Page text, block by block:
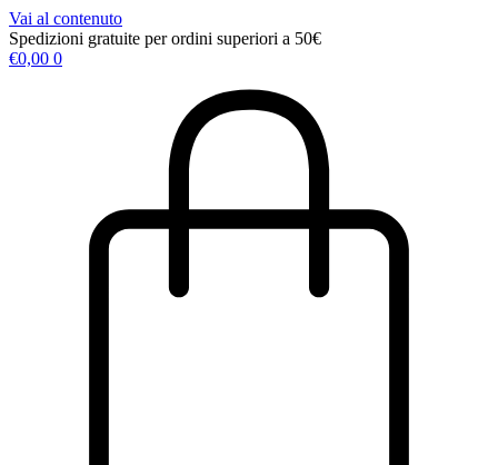
Vai al contenuto
Spedizioni gratuite per ordini superiori a 50€
€0,00 0